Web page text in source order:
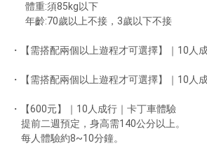
【600元】｜10人成行｜卡丁車體驗
     每人體驗約8~10分鐘。